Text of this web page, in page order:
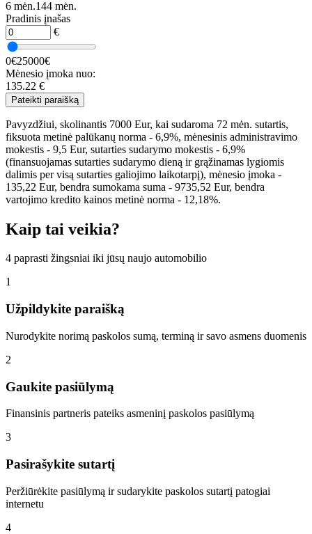
6 mėn.144 mėn.
Pradinis įnašas
€
0€25000€
Mėnesio įmoka nuo:
135.22 €
Pateikti paraišką
Pavyzdžiui, skolinantis 7000 Eur, kai sudaroma 72 mėn. sutartis,
fiksuota metinė palūkanų norma - 6,9%, mėnesinis administravimo
mokestis - 9,5 Eur, sutarties sudarymo mokestis - 6,9%
(finansuojamas sutarties sudarymo dieną ir grąžinamas lygiomis
dalimis per visą sutarties galiojimo laikotarpį), mėnesio įmoka -
135,22 Eur, bendra sumokama suma - 9735,52 Eur, bendra
vartojimo kredito kainos metinė norma - 12,18%.
Kaip tai veikia?
4 paprasti žingsniai iki jūsų naujo automobilio
1
Užpildykite paraišką
Nurodykite norimą paskolos sumą, terminą ir savo asmens duomenis
2
Gaukite pasiūlymą
Finansinis partneris pateiks asmeninį paskolos pasiūlymą
3
Pasirašykite sutartį
Peržiūrėkite pasiūlymą ir sudarykite paskolos sutartį patogiai
internetu
4